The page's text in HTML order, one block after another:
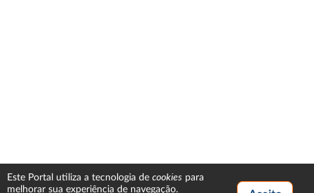
Este Portal utiliza a tecnologia de cookies para
melhorar sua experiência de navegação.